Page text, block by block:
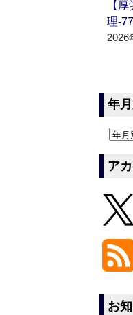
【
理
2026
年
ア
お